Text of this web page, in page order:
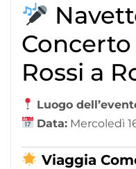
Concerto
Rossi a
Luogo
Data: Mercoledì
Viaggia